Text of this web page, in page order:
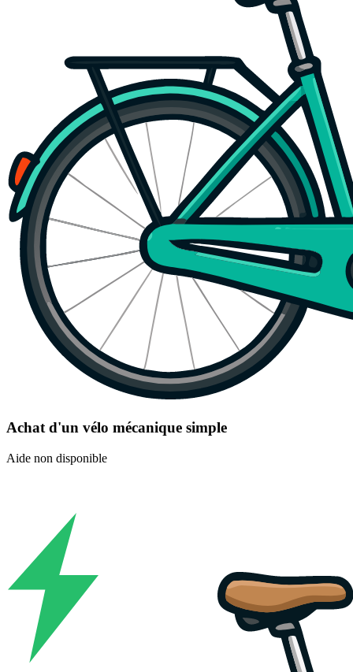
Achat d'un vélo mécanique simple
Aide non disponible